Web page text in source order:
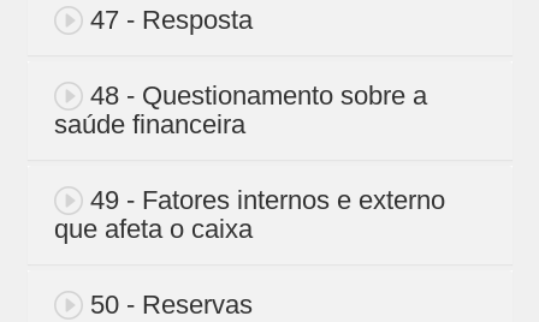
47 - Resposta
48 - Questionamento sobre a
saúde financeira
49 - Fatores internos e externo
que afeta o caixa
50 - Reservas